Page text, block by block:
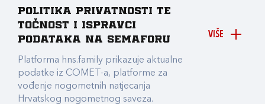
VIŠE
Politika privatnosti te
točnost i ispravci
podataka na Semaforu
Platforma hns.family prikazuje aktualne
podatke iz COMET-a, platforme za
vođenje nogometnih natjecanja
Hrvatskog nogometnog saveza.